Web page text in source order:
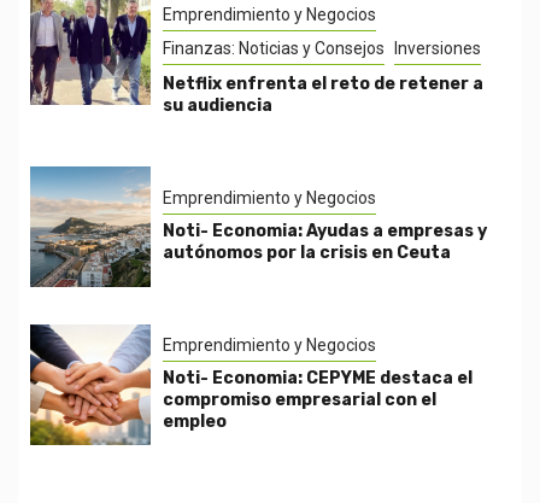
Emprendimiento y Negocios
Finanzas: Noticias y Consejos
Inversiones
Netflix enfrenta el reto de retener a
su audiencia
Emprendimiento y Negocios
Noti- Economia: Ayudas a empresas y
autónomos por la crisis en Ceuta
Emprendimiento y Negocios
Noti- Economia: CEPYME destaca el
compromiso empresarial con el
empleo